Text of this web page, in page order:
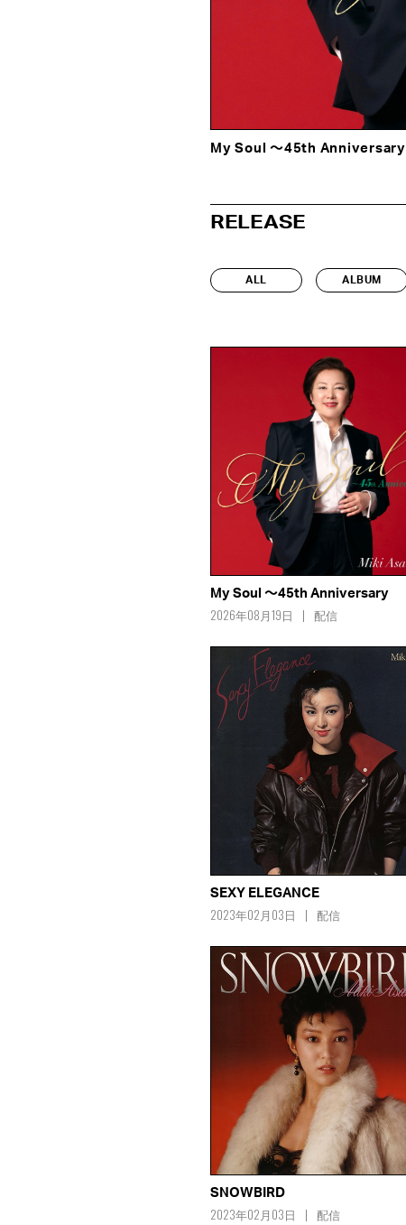
My Soul ～45th Anniversary
RELEASE
ALL ALBUM
My Soul ～45th Anniversary
2026年08月19日 配信
SEXY ELEGANCE
2023年02月03日 配信
SNOWBIRD
2023年02月03日 配信